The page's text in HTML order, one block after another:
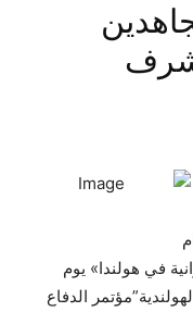
في هولندا» يوم
الهولندية”مؤتمر الدفاع